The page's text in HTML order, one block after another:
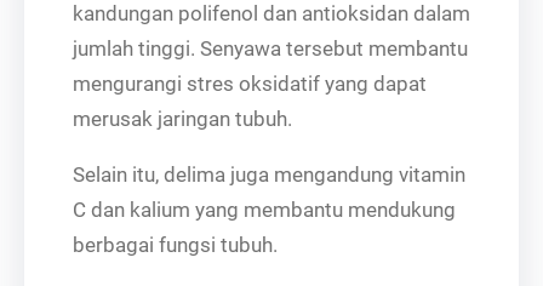
kandungan polifenol dan antioksidan dalam
jumlah tinggi. Senyawa tersebut membantu
mengurangi stres oksidatif yang dapat
merusak jaringan tubuh.
Selain itu, delima juga mengandung vitamin
C dan kalium yang membantu mendukung
berbagai fungsi tubuh.